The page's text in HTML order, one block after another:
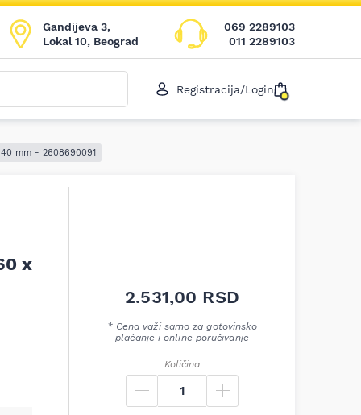
Gandijeva 3,
Lokal 10, Beograd
069 2289103
011 2289103
Registracija/Login
mm - 2608690091
x
2.531,00 RSD
* Cena važi samo za gotovinsko
plaćanje i online poručivanje
Količina